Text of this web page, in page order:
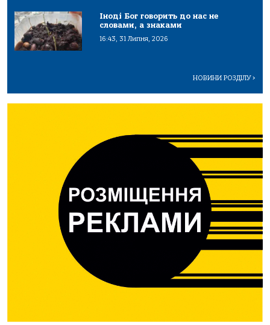
Іноді Бог говорить до нас не
словами, а знаками
16:43, 31 Липня, 2026
НОВИНИ РОЗДІЛУ>